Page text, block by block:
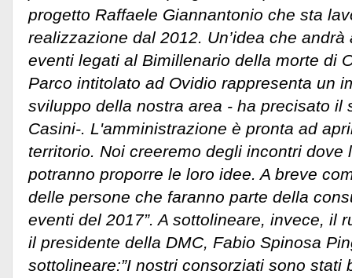
progetto Raffaele Giannantonio che sta
realizzazione dal 2012. Un’idea che
eventi legati al Bimillenario della morte di
Parco intitolato ad Ovidio rappresenta un
sviluppo della nostra area - ha precisato il
Casini-. L'amministrazione è pronta ad
territorio. Noi creeremo degli incontri dove
potranno proporre le loro idee. A breve
delle persone che faranno parte della
eventi del 2017”. A sottolineare, invece, il
il presidente della DMC, Fabio Spinosa
sottolineare:”I nostri consorziati sono stati